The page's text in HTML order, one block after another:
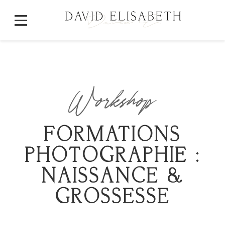
Workshop
FORMATIONS
PHOTOGRAPHIE :
NAISSANCE &
GROSSESSE